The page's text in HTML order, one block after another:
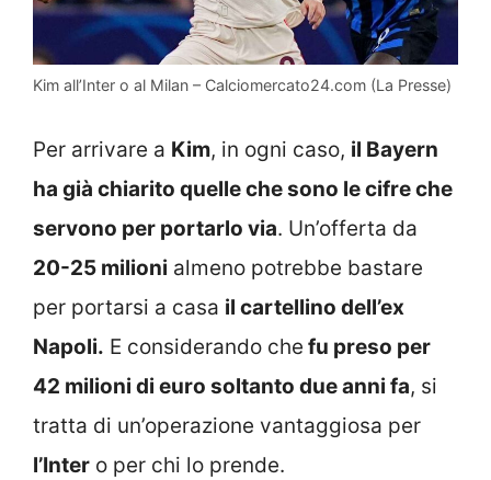
Kim all’Inter o al Milan – Calciomercato24.com (La Presse)
Per arrivare a Kim, in ogni caso, il Bayern
ha già chiarito quelle che sono le cifre che
servono per portarlo via. Un’offerta da
20-25 milioni almeno potrebbe bastare
per portarsi a casa il cartellino dell’ex
Napoli. E considerando che fu preso per
42 milioni di euro soltanto due anni fa, si
tratta di un’operazione vantaggiosa per
l’Inter o per chi lo prende.